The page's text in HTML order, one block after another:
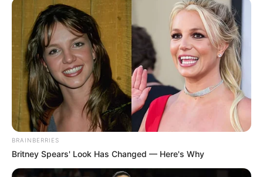
BRAINBERRIES
Britney Spears' Look Has Changed — Here's Why